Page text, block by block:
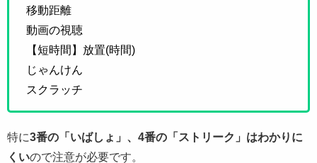
移動距離
動画の視聴
【短時間】放置(時間)
じゃんけん
スクラッチ
特に3番の「いばしょ」、4番の「ストリーク」はわかりに
くいので注意が必要です。